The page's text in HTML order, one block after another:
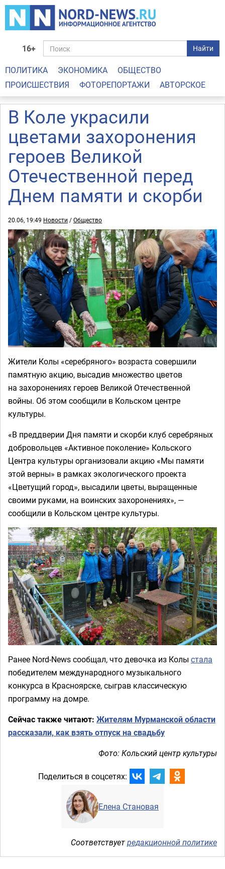
16+ Найти
ПОЛИТИКА ЭКОНОМИКА
ОБЩЕСТВО
ПРОИСШЕСТВИЯ
ФОТОРЕПОРТАЖИ АВТОРСКОЕ
В Коле украсили
цветами захоронения
героев Великой
Отечественной перед
Днем памяти и скорби
20.06, 19:49 Новости /Общество
Жители Колы «серебряного» возраста совершили
памятную акцию, высадив множество цветов
на захоронениях героев Великой Отечественной
войны. Об этом сообщили в Кольском центре
культуры.
«В преддверии Дня памяти и скорби клуб серебряных
добровольцев «Активное поколение» Кольского
Центра культуры организовали акцию «Мы памяти
этой верны» в рамках экологического проекта
«Цветущий город», высадили цветы, выращенные
своими руками, на воинских захоронениях», —
сообщили в Кольском центре культуры.
Ранее Nord-News сообщал, что девочка из Колы стала
победителем международного музыкального
конкурса в Красноярске, сыграв классическую
программу на домре.
Сейчас также читают: Жителям Мурманской области
рассказали, как взять отпуск на свадьбу
Фото: Кольский центр культуры
Поделиться в соцсетях:
Елена Становая
Соответствуетредакционной политике